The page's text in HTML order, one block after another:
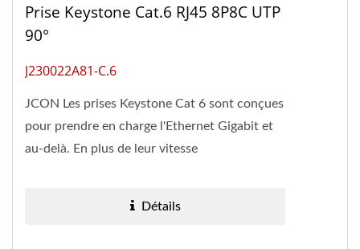
Prise Keystone Cat.6 RJ45 8P8C UTP
90°
J230022A81-C.6
JCON Les prises Keystone Cat 6 sont conçues
pour prendre en charge l'Ethernet Gigabit et
au-delà. En plus de leur vitesse
Détails